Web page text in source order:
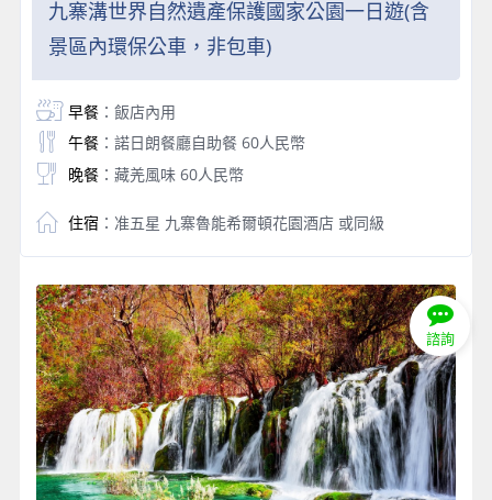
九寨溝世界自然遺產保護國家公園一日遊(含
景區內環保公車，非包車)
早餐：飯店內用
午餐：諾日朗餐廳自助餐 60人民幣
晚餐：藏羌風味 60人民幣
住宿 ：准五星 九寨魯能希爾頓花園酒店 或同級
諮詢